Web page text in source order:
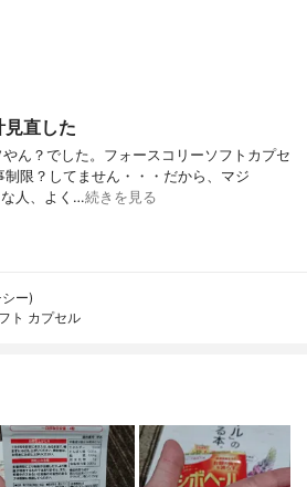
直した
ん？でした。フォースコリーソフトカプセ
限？してません・・・だから、マジ
人、よく…続きを見る
ー)
ト カプセル